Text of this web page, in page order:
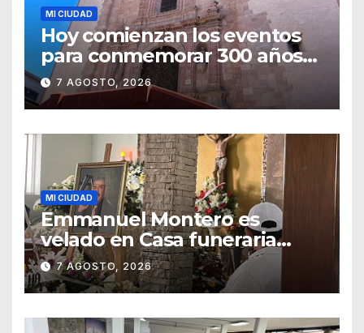
MI CIUDAD
Hoy comienzan los eventos
para conmemorar 300 años
del templo de San Roque
7 AGOSTO, 2026
MI CIUDAD
Emmanuel Montero es
velado en Casa funeraria
Forasté
7 AGOSTO, 2026